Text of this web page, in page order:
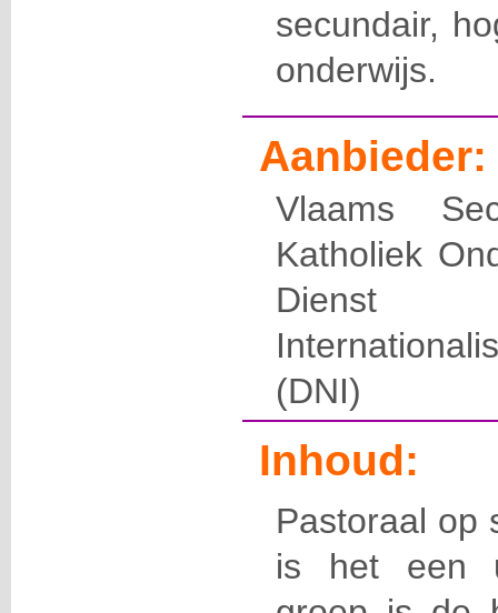
secundair,
onderwijs.
Aanbieder:
Vlaams
Katholiek
Dienst
(DNI)
Inhoud:
Pastoraal op
is het een